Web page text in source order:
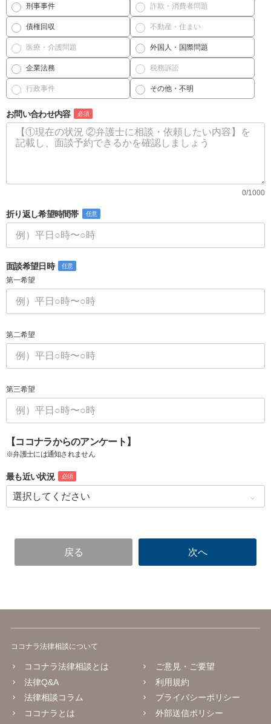
刑事事件 詐欺・消費者問題
債権回収 不動産・住まい
医療・介護問題 外国人・国際問題
企業法務 税務訴訟
行政事件 その他・不明
お問い合わせ内容 必須
0/1000
折り返し希望時間帯 任意
面談希望日時 任意
第一希望
第二希望
第三希望
【ココナラからのアンケート】
※弁護士には通知されません
最も近い状況 必須
ココナラ法律相談について
ココナラ法律相談とは
法律Q&A
法律相談コラム
ココナラとは
ご意見・ご要望
利用規約
プライバシーポリシー
外部送信ポリシー